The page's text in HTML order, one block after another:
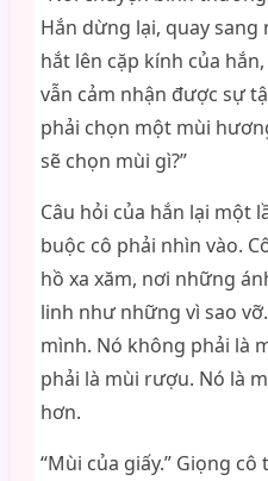
Hắn dừng lại, quay
hắt lên cặp kính của
vẫn cảm nhận được sự
phải chọn một mùi
sẽ chọn mùi gì?”
Câu hỏi của hắn lại một
buộc cô phải nhìn vào.
hồ xa xăm, nơi những
linh như những vì sao
mình. Nó không phải là
phải là mùi rượu. Nó là
hơn.
“Mùi của giấy.” Giọng